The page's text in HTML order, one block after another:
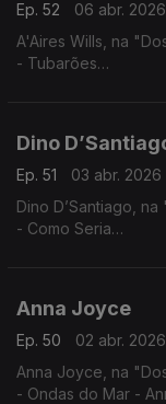
Ep. 52
06 abr. 2026
A'Aires Wills, na
- Tubarões
Dino
Ep. 51
03 abr. 2026
Dino D’Santiago,
- Como Seria
Anna Joyce
Ep. 50
02 abr. 2026
Anna Joyce, na
- Ondas do Mar -